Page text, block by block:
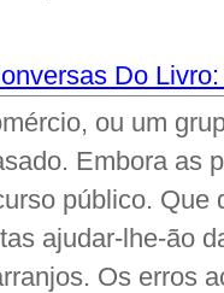
Do
ou um
Embora as
público. Que
ajudar-lhe-ão
Os erros